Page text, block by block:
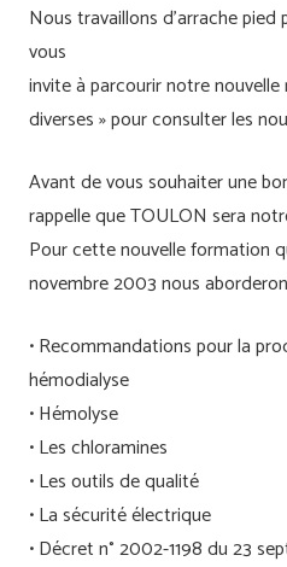
Nous travaillons d’arrache
vous
invite à parcourir notre
diverses » pour consulter les
Avant de vous souhaiter une
rappelle que TOULON sera
Pour cette nouvelle formation
novembre 2003 nous
• Recommandations pour la
hémodialyse
• Hémolyse
• Les chloramines
• Les outils de qualité
• La sécurité électrique
• Décret n° 2002-1198 du 23